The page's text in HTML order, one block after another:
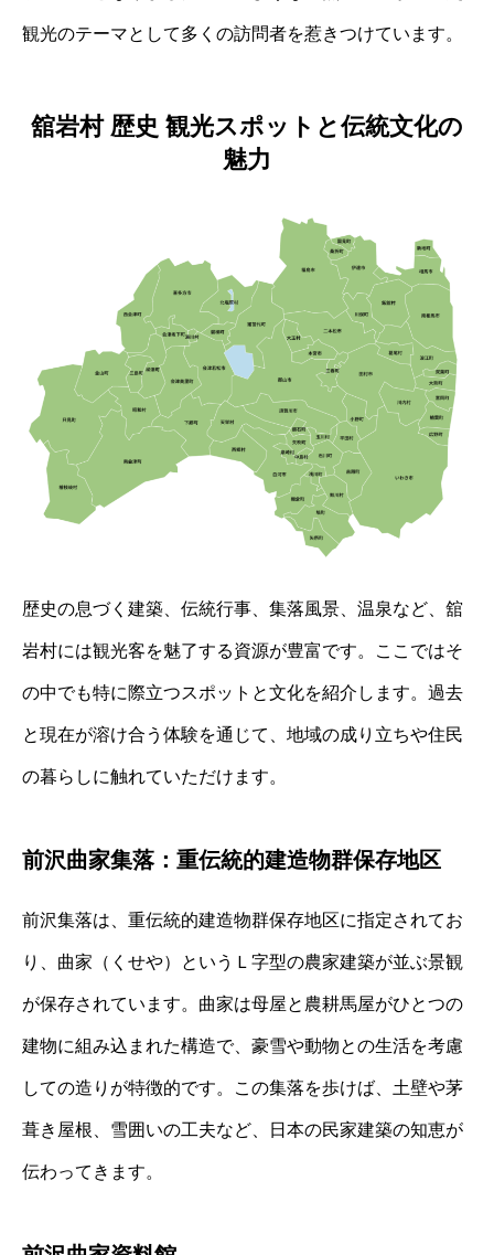
観光のテーマとして多くの訪問者を惹きつけています。
舘岩村 歴史 観光スポットと伝統文化の
魅力
歴史の息づく建築、伝統行事、集落風景、温泉など、舘
岩村には観光客を魅了する資源が豊富です。ここではそ
の中でも特に際立つスポットと文化を紹介します。過去
と現在が溶け合う体験を通じて、地域の成り立ちや住民
の暮らしに触れていただけます。
前沢曲家集落：重伝統的建造物群保存地区
前沢集落は、重伝統的建造物群保存地区に指定されてお
り、曲家（くせや）というＬ字型の農家建築が並ぶ景観
が保存されています。曲家は母屋と農耕馬屋がひとつの
建物に組み込まれた構造で、豪雪や動物との生活を考慮
しての造りが特徴的です。この集落を歩けば、土壁や茅
葺き屋根、雪囲いの工夫など、日本の民家建築の知恵が
伝わってきます。